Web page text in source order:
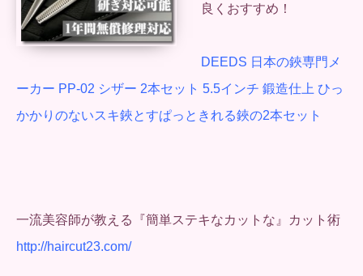
良くおすすめ！
DEEDS 日本の鋏専門メ
ーカー PP-02 シザー 2本セット 5.5インチ 鍛造仕上 ひっ
かかりのないスキ鋏とすぱっときれる鋏の2本セット
一流美容師が教える『簡単ステキなカットな』カット術
http://haircut23.com/